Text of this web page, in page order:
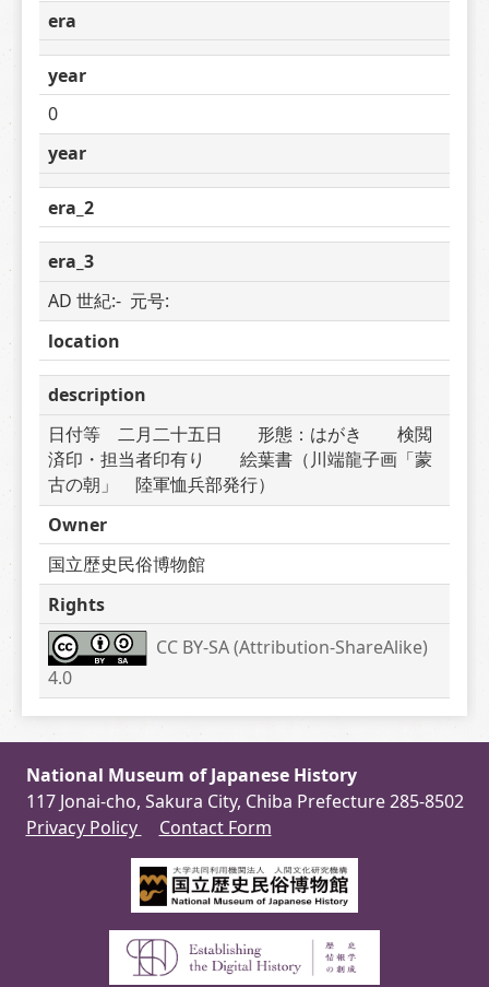
era
year
0
year
era_2
era_3
AD 世紀:-  元号:
location
description
日付等　二月二十五日　　形態：はがき　　検閲
済印・担当者印有り　　絵葉書（川端龍子画「蒙
古の朝」　陸軍恤兵部発行）
Owner
国立歴史民俗博物館
Rights
CC BY-SA (Attribution-ShareAlike)
4.0
National Museum of Japanese History
117 Jonai-cho, Sakura City, Chiba Prefecture 285-8502
Privacy Policy
Contact Form